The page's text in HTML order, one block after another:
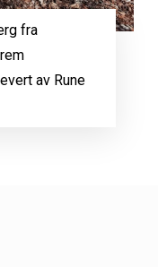
fra
av Rune